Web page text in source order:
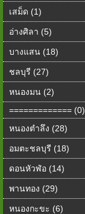
เสม็ด (1)
อ่างศิลา (5)
บางแสน (18)
ชลบุรี (27)
หนองมน (2)
============= (0)
หนองตำลึง (28)
อมตะชลบุรี (18)
ดอนหัวฬ่อ (14)
พานทอง (29)
หนองกะขะ (6)